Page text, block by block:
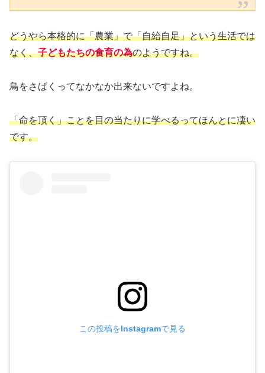
どうやら本格的に「農業」で「自給自足」という生活では
なく、子どもたちの食育の為のようですね。
鳥をさばくってなかなか出来ないですよね。
「命を頂く」ことを目の当たりに学べるってほんとに凄い
です。
この投稿をInstagramで見る